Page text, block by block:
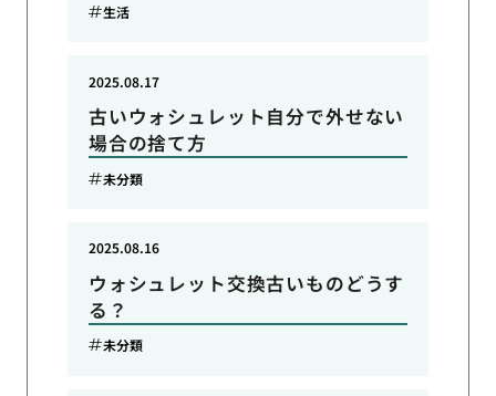
生活
古いウォシュレット自分で外せない
場合の捨て方
2025.08.17
未分類
ウォシュレット交換古いものどうす
る？
2025.08.16
未分類